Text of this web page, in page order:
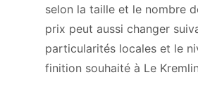
selon la taille et le nombre
prix peut aussi changer
particularités locales et le
finition souhaité à Le